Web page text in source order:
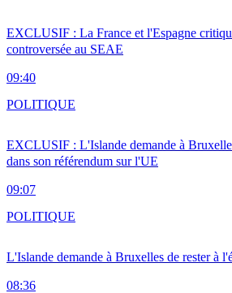
EXCLUSIF : La France et l'Espagne
controversée au SEAE
09:40
EXCLUSIF : L'Islande demande à
dans son référendum sur l'UE
09:07
POLITIQUE
L'Islande demande à Bruxelles de rester à
08:36
POLITIQUE